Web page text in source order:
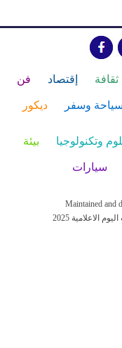
ثقافة إقتصاد فن
سياحة وسفر ديكور
وتكنولوجيا بيئة
سيارات
Maintained and